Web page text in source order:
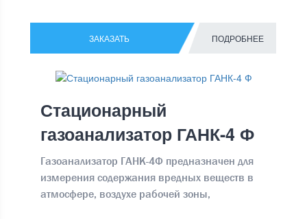
ЗАКАЗАТЬ ПОДРОБНЕЕ
Стационарный
газоанализатор ГАНК-4 Ф
Газоанализатор ГАНК-4Ф предназначен для
измерения содержания вредных веществ в
атмосфере, воздухе рабочей зоны,